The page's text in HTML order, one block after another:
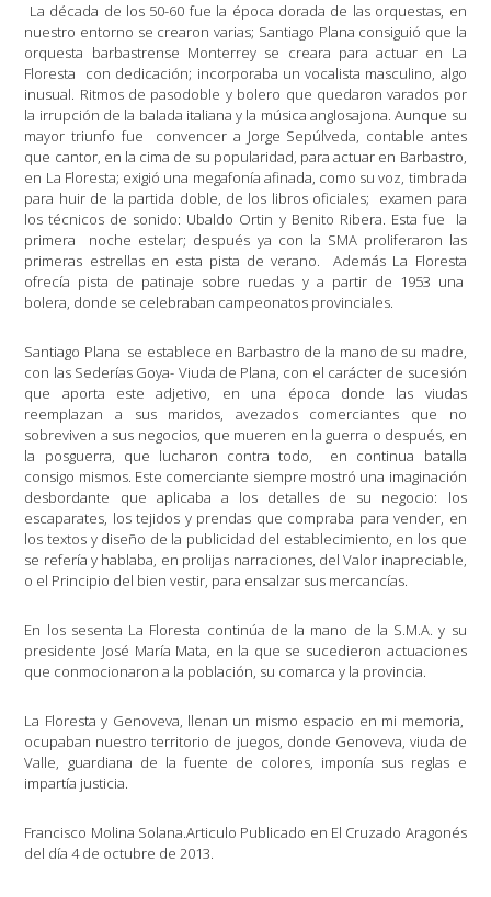
La década de los 50-60 fue la época dorada de las orquestas, en
nuestro entorno se crearon varias; Santiago Plana consiguió que la
orquesta barbastrense Monterrey se creara para actuar en La
Floresta
con dedicación; incorporaba un vocalista masculino, algo
inusual. Ritmos de pasodoble y bolero que quedaron varados por
la irrupción de la balada italiana y la música anglosajona. Aunque su
mayor triunfo fue
convencer a Jorge Sepúlveda, contable antes
que cantor, en la cima de su popularidad, para actuar en Barbastro,
en La Floresta; exigió una megafonía afinada, como su voz, timbrada
para huir de la partida doble, de los libros oficiales;
examen para
los técnicos de sonido: Ubaldo Ortin y Benito Ribera. Esta fue
la
primera
noche estelar; después ya con la SMA proliferaron las
primeras estrellas en esta pista de verano.
Además La Floresta
ofrecía pista de patinaje sobre ruedas y a partir de 1953 una
bolera, donde se celebraban campeonatos provinciales.
Santiago Plana se establece en Barbastro de la mano de su madre,
con las Sederías Goya- Viuda de Plana, con el carácter de sucesión
que aporta este adjetivo, en una época donde las viudas
reemplazan a sus maridos, avezados comerciantes que no
sobreviven a sus negocios, que mueren en la guerra o después, en
la posguerra, que lucharon contra todo,
en continua batalla
consigo mismos. Este comerciante siempre mostró una imaginación
desbordante que aplicaba a los detalles de su negocio: los
escaparates, los tejidos y prendas que compraba para vender, en
los textos y diseño de la publicidad del establecimiento, en los que
se refería y hablaba, en prolijas narraciones, del Valor inapreciable,
o el Principio del bien vestir, para ensalzar sus mercancías.
En los sesenta La Floresta continúa de la mano de la S.M.A. y su
presidente José María Mata, en la que se sucedieron actuaciones
que conmocionaron a la población, su comarca y la provincia.
La Floresta y Genoveva, llenan un mismo espacio en mi memoria,
ocupaban nuestro territorio de juegos, donde Genoveva, viuda de
Valle, guardiana de la fuente de colores, imponía sus reglas e
impartía justicia.
Francisco Molina Solana.Articulo Publicado en El Cruzado Aragonés
del día 4 de octubre de 2013.